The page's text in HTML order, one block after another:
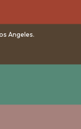
Angeles.